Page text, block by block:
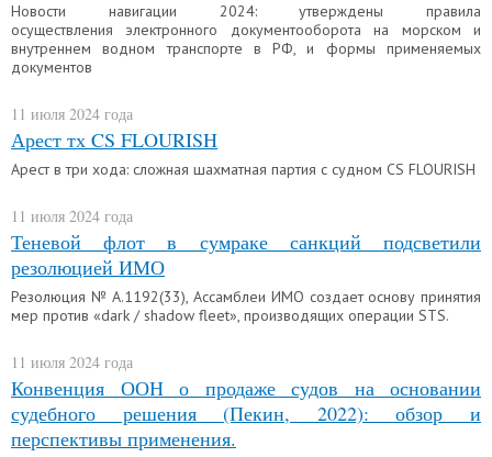
Новости навигации 2024: утверждены правила
осуществления электронного документооборота на морском и
внутреннем водном транспорте в РФ, и формы применяемых
документов
11 июля 2024 года
Арест тх CS FLOURISH
Арест в три хода: сложная шахматная партия с судном CS FLOURISH
11 июля 2024 года
Теневой флот в сумраке санкций подсветили
резолюцией ИМО
Резолюция № А.1192(33), Ассамблеи ИМО создает основу принятия
мер против «dark / shadow fleet», производящих операции STS.
11 июля 2024 года
Конвенция ООН о продаже судов на основании
судебного решения (Пекин, 2022): обзор и
перспективы применения.